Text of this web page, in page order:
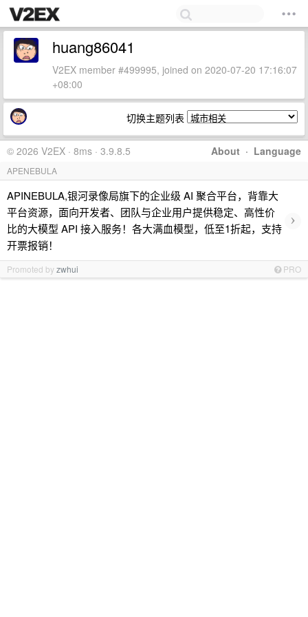
huang86041
V2EX member #499995, joined on 2020-07-20 17:16:07
+08:00
切换主题列表
About · Language
© 2026 V2EX · 8ms · 3.9.8.5
APENEBULA
APINEBULA,银河录像局旗下的企业级 AI 聚合平台，背靠大
平台资源，面向开发者、团队与企业用户提供稳定、高性价
比的大模型 API 接入服务！各大满血模型，低至1折起，支持
开票报销！
›
Promoted byzwhui PRO